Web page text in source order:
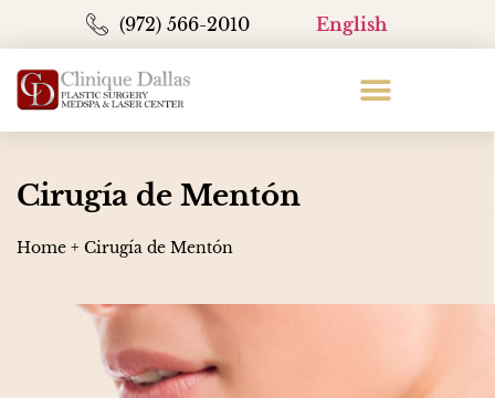
(972) 566-2010 English
Cirugía de Mentón
Home + Cirugía de Mentón